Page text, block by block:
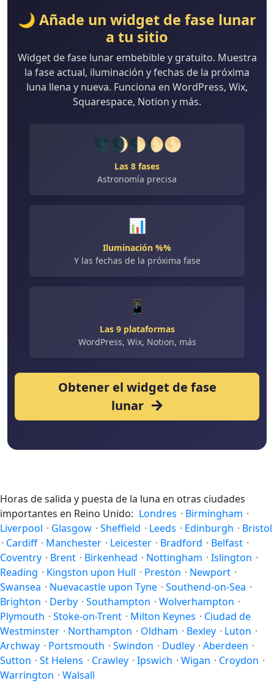
🌙 Añade un widget de fase lunar
a tu sitio
Widget de fase lunar embebible y gratuito. Muestra
la fase actual, iluminación y fechas de la próxima
luna llena y nueva. Funciona en WordPress, Wix,
Squarespace, Notion y más.
🌑🌒🌓🌔🌕
Las 8 fases
Astronomía precisa
📊
Iluminación %%
Y las fechas de la próxima fase
📱
Las 9 plataformas
WordPress, Wix, Notion, más
Obtener el widget de fase
lunar
Horas de salida y puesta de la luna en otras ciudades
importantes en Reino Unido: Londres · Birmingham ·
Liverpool · Glasgow · Sheffield · Leeds · Edinburgh · Bristol
· Cardiff · Manchester · Leicester · Bradford · Belfast ·
Coventry · Brent · Birkenhead · Nottingham · Islington ·
Reading · Kingston upon Hull · Preston · Newport ·
Swansea · Nuevacastle upon Tyne · Southend-on-Sea ·
Brighton · Derby · Southampton · Wolverhampton ·
Plymouth · Stoke-on-Trent · Milton Keynes · Ciudad de
Westminster · Northampton · Oldham · Bexley · Luton ·
Archway · Portsmouth · Swindon · Dudley · Aberdeen ·
Sutton · St Helens · Crawley · Ipswich · Wigan · Croydon ·
Warrington · Walsall